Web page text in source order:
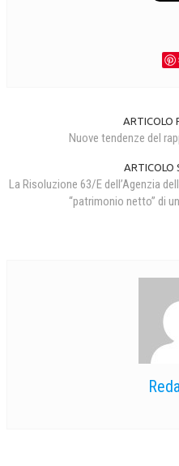
ARTICOLO
Nuove tendenze del
ARTICOLO
La Risoluzione 63/E dell’Agenzia
“patrimonio netto” di